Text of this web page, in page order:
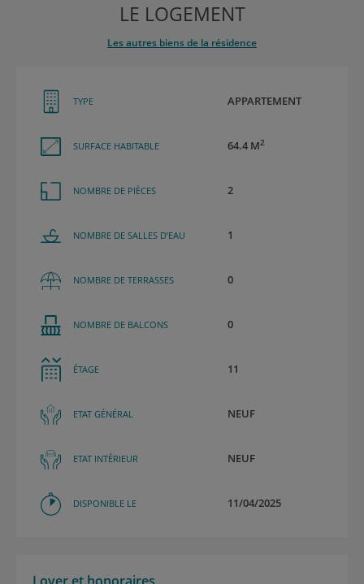
LE LOGEMENT
Les autres biens de la résidence
TYPE APPARTEMENT
SURFACE HABITABLE 64.4 M2
NOMBRE DE PIÈCES 2
NOMBRE DE SALLES D’EAU 1
NOMBRE DE TERRASSES 0
NOMBRE DE BALCONS 0
ÉTAGE 11
ETAT GÉNÉRAL NEUF
ETAT INTÉRIEUR NEUF
DISPONIBLE LE 11/04/2025